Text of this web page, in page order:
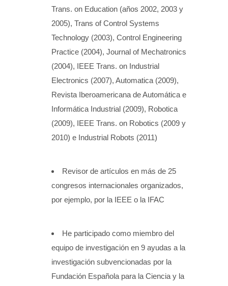
Trans. on Education (años 2002, 2003 y
2005), Trans of Control Systems
Technology (2003), Control Engineering
Practice (2004), Journal of Mechatronics
(2004), IEEE Trans. on Industrial
Electronics (2007), Automatica (2009),
Revista Iberoamericana de Automática e
Informática Industrial (2009), Robotica
(2009), IEEE Trans. on Robotics (2009 y
2010) e Industrial Robots (2011)
Revisor de artículos en más de 25
congresos internacionales organizados,
por ejemplo, por la IEEE o la IFAC
He participado como miembro del
equipo de investigación en 9 ayudas a la
investigación subvencionadas por la
Fundación Española para la Ciencia y la